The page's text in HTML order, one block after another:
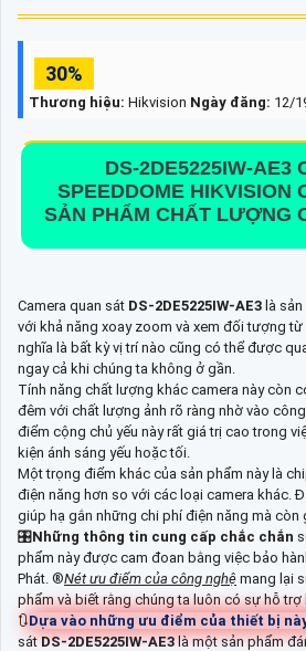
30%
Thương hiệu: Hikvision Ngày đăng: 12/
DS-2DE5225IW-AE3
SPEEDDOME HIKVISION
SẢN PHẨM CHẤT LƯỢNG
Camera quan sát DS-2DE5225IW-AE3 là
với khả năng xoay zoom và xem đối tượng
nghĩa là bất kỳ vị trí nào cũng có thể được
ngay cả khi chúng ta không ở gần.
Tính năng chất lượng khác camera này còn
đêm với chất lượng ảnh rõ ràng nhờ vào
điểm cộng chủ yếu này rất giá trị cao trong
kiện ánh sáng yếu hoặc tối.
Một trọng điểm khác của sản phẩm này là
điện năng hơn so với các loại camera khác.
giúp hạ gắn những chi phí điện năng mà còn
🎛Những thông tin cung cấp chắc chắn
phẩm này được cam đoan bằng việc bảo
Phát. ®️Nét ưu điểm của công nghệ mang lại
phẩm và biết rằng chúng ta luôn có sự hỗ trợ
🔃Dựa vào những ưu điểm của thiết bị
sátDS-2DE5225IW-AE3là một sản phẩm